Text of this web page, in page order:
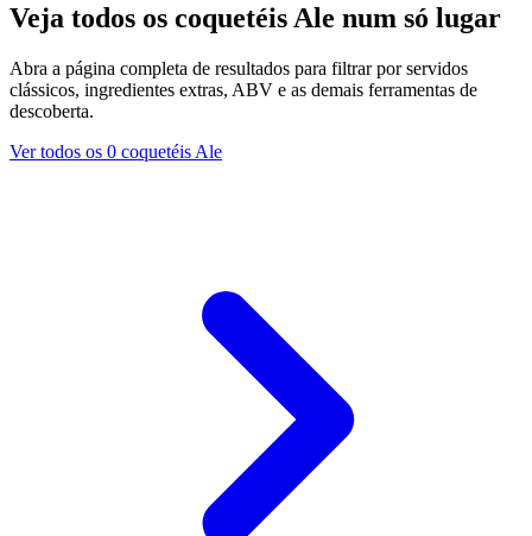
Veja todos os coquetéis Ale num só lugar
Abra a página completa de resultados para filtrar por servidos
clássicos, ingredientes extras, ABV e as demais ferramentas de
descoberta.
Ver todos os 0 coquetéis Ale